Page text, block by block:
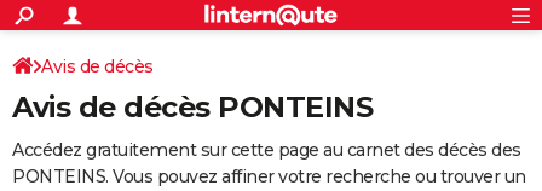
ACTUALITÉS
Politique
Société
Faits Divers
Education
Monde
Villes
+
SPORT
Coupe du monde 2026
Football
Tennis
Cyclisme
Rugby
Forum
Programme TV
TNT
Streaming
Cinéma
Sorties cinéma
Musique
+
FINANCE
Avis de décès
Avis de décès PONTEINS
Accédez gratuitement sur cette page au carnet des décès des
PONTEINS. Vous pouvez affiner votre recherche ou trouver un